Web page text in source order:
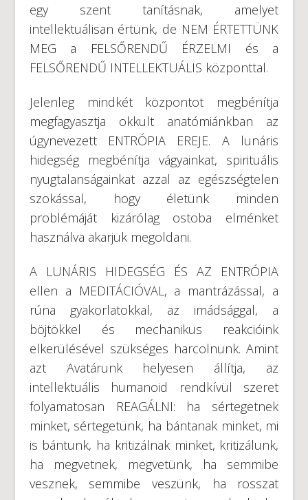
egy szent tanításnak, amelyet
intellektuálisan értünk, de NEM ÉRTETTÜNK
MEG a FELSŐRENDŰ ÉRZELMI és a
FELSŐRENDŰ INTELLEKTUÁLIS központtal.
Jelenleg mindkét központot megbénítja
megfagyasztja okkult anatómiánkban az
úgynevezett ENTRÓPIA EREJE. A lunáris
hidegség megbénítja vágyainkat, spirituális
nyugtalanságainkat azzal az egészségtelen
szokással, hogy életünk minden
problémáját kizárólag ostoba elménket
használva akarjuk megoldani.
A LUNÁRIS HIDEGSÉG ÉS AZ ENTRÓPIA
ellen a MEDITÁCIÓVAL, a mantrázással, a
rúna gyakorlatokkal, az imádsággal, a
böjtökkel és mechanikus reakcióink
elkerülésével szükséges harcolnunk. Amint
azt Avatárunk helyesen állítja, az
intellektuális humanoid rendkívül szeret
folyamatosan REAGÁLNI: ha sértegetnek
minket, sértegetünk, ha bántanak minket, mi
is bántunk, ha kritizálnak minket, kritizálunk,
ha megvetnek, megvetünk, ha semmibe
vesznek, semmibe veszünk, ha rosszat